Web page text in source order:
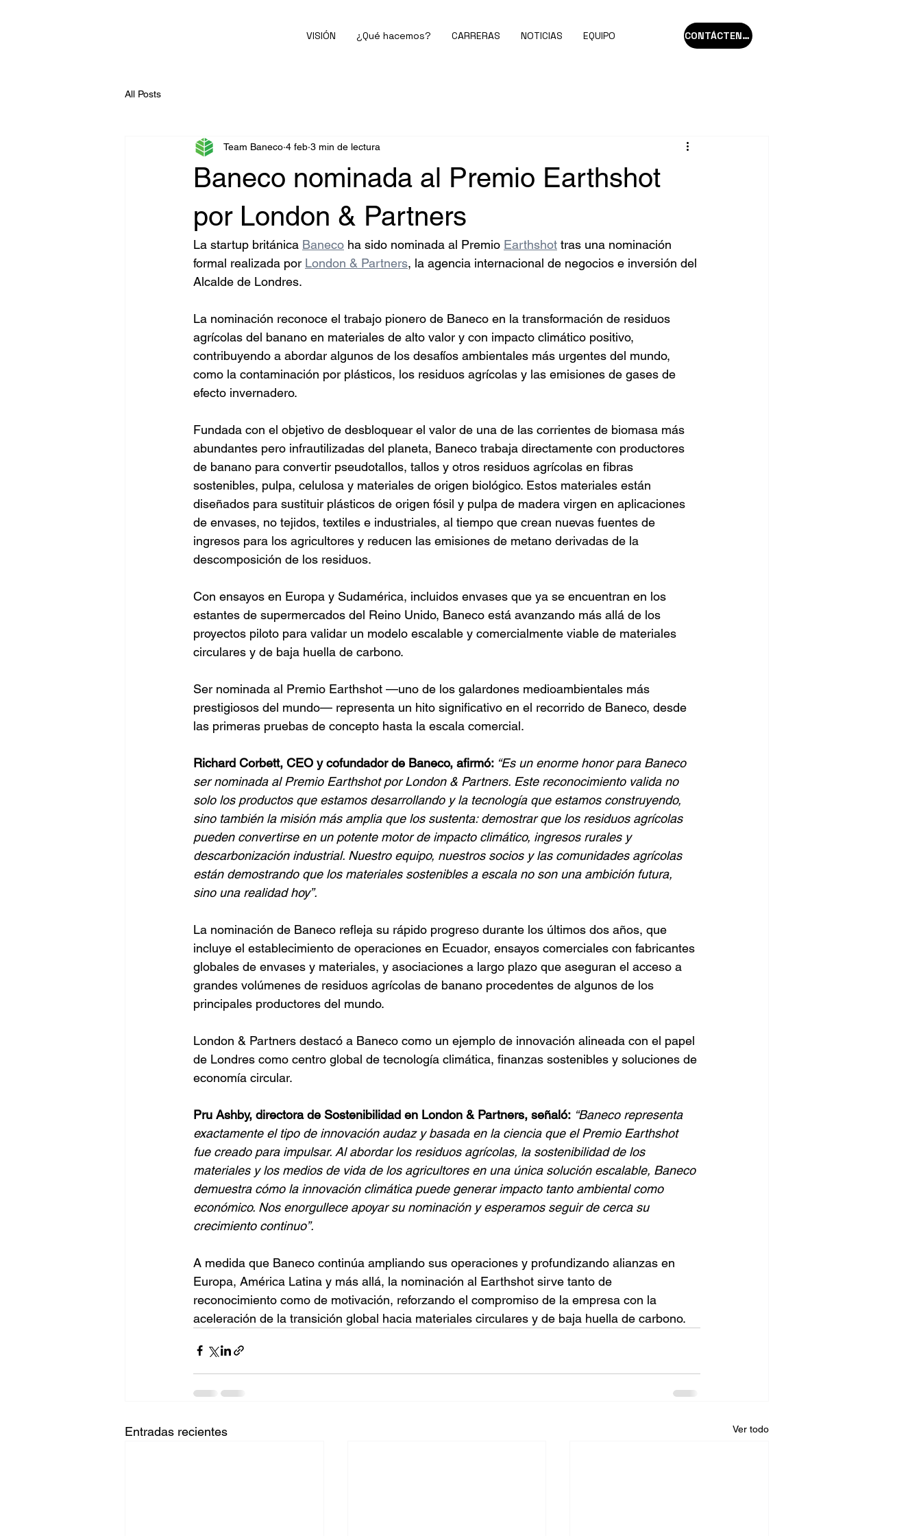
VISIÓN ¿Qué hacemos? CARRERAS NOTICIAS EQUIPO CONTÁCTENOS
All Posts
Baneco nominada al Premio Earthshot
por London & Partners
Team Baneco 4 feb 3 min de lectura
La startup británica Baneco ha sido nominada al Premio Earthshot tras una nominación
formal realizada por London & Partners, la agencia internacional de negocios e inversión del
Alcalde de Londres.
La nominación reconoce el trabajo pionero de Baneco en la transformación de residuos
agrícolas del banano en materiales de alto valor y con impacto climático positivo,
contribuyendo a abordar algunos de los desafíos ambientales más urgentes del mundo,
como la contaminación por plásticos, los residuos agrícolas y las emisiones de gases de
efecto invernadero.
Fundada con el objetivo de desbloquear el valor de una de las corrientes de biomasa más
abundantes pero infrautilizadas del planeta, Baneco trabaja directamente con productores
de banano para convertir pseudotallos, tallos y otros residuos agrícolas en fibras
sostenibles, pulpa, celulosa y materiales de origen biológico. Estos materiales están
diseñados para sustituir plásticos de origen fósil y pulpa de madera virgen en aplicaciones
de envases, no tejidos, textiles e industriales, al tiempo que crean nuevas fuentes de
ingresos para los agricultores y reducen las emisiones de metano derivadas de la
descomposición de los residuos.
Con ensayos en Europa y Sudamérica, incluidos envases que ya se encuentran en los
estantes de supermercados del Reino Unido, Baneco está avanzando más allá de los
proyectos piloto para validar un modelo escalable y comercialmente viable de materiales
circulares y de baja huella de carbono.
Ser nominada al Premio Earthshot —uno de los galardones medioambientales más
prestigiosos del mundo— representa un hito significativo en el recorrido de Baneco, desde
las primeras pruebas de concepto hasta la escala comercial.
Richard Corbett, CEO y cofundador de Baneco, afirmó: “Es un enorme honor para Baneco
ser nominada al Premio Earthshot por London & Partners. Este reconocimiento valida no
solo los productos que estamos desarrollando y la tecnología que estamos construyendo,
sino también la misión más amplia que los sustenta: demostrar que los residuos agrícolas
pueden convertirse en un potente motor de impacto climático, ingresos rurales y
descarbonización industrial. Nuestro equipo, nuestros socios y las comunidades agrícolas
están demostrando que los materiales sostenibles a escala no son una ambición futura,
sino una realidad hoy”.
La nominación de Baneco refleja su rápido progreso durante los últimos dos años, que
incluye el establecimiento de operaciones en Ecuador, ensayos comerciales con fabricantes
globales de envases y materiales, y asociaciones a largo plazo que aseguran el acceso a
grandes volúmenes de residuos agrícolas de banano procedentes de algunos de los
principales productores del mundo.
London & Partners destacó a Baneco como un ejemplo de innovación alineada con el papel
de Londres como centro global de tecnología climática, finanzas sostenibles y soluciones de
economía circular.
Pru Ashby, directora de Sostenibilidad en London & Partners, señaló: “Baneco representa
exactamente el tipo de innovación audaz y basada en la ciencia que el Premio Earthshot
fue creado para impulsar. Al abordar los residuos agrícolas, la sostenibilidad de los
materiales y los medios de vida de los agricultores en una única solución escalable, Baneco
demuestra cómo la innovación climática puede generar impacto tanto ambiental como
económico. Nos enorgullece apoyar su nominación y esperamos seguir de cerca su
crecimiento continuo”.
A medida que Baneco continúa ampliando sus operaciones y profundizando alianzas en
Europa, América Latina y más allá, la nominación al Earthshot sirve tanto de
reconocimiento como de motivación, reforzando el compromiso de la empresa con la
aceleración de la transición global hacia materiales circulares y de baja huella de carbono.
Entradas recientes Ver todo